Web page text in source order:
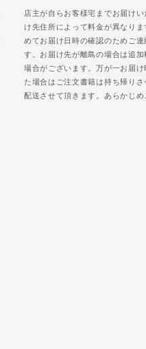
店主が自らお客様宅までお届け
け先住所によって料金が異なり
めてお届け日時の確認のためご連
す。お届け先が離島の場合は追
場合がございます。万が一お届
た場合はご注文書籍は持ち帰りさ
配送させて頂きます。あらかじめ